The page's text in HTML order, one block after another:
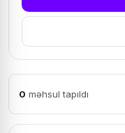
0 məhsul tapıldı